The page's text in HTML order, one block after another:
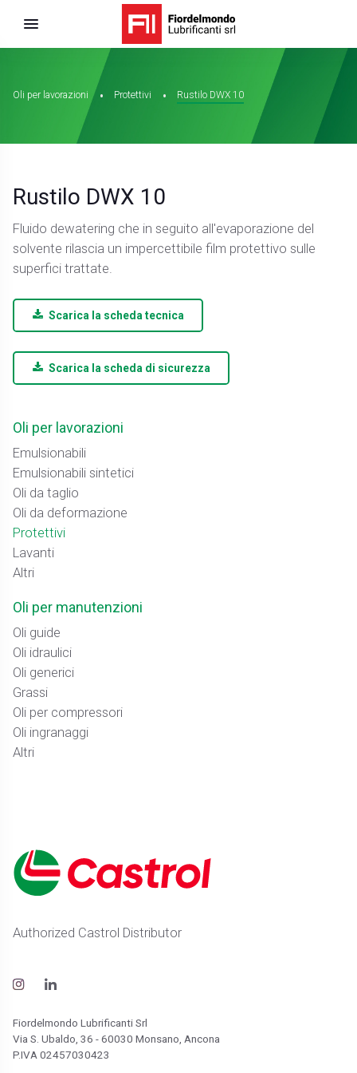
Oli per lavorazioni Protettivi Rustilo DWX 10
Oli per lavorazioni
Emulsionabili
Emulsionabili sintetici
Oli da taglio
Oli da deformazione
Protettivi
Lavanti
Altri
Oli per manutenzioni
Oli guide
Oli idraulici
Oli generici
Grassi
Oli per compressori
Oli ingranaggi
Altri
Rustilo DWX 10
Fluido dewatering che in seguito all'evaporazione del
solvente rilascia un impercettibile film protettivo sulle
superfici trattate.
Scarica la scheda tecnica
Scarica la scheda di sicurezza
Authorized Castrol Distributor
Fiordelmondo Lubrificanti Srl
Via S. Ubaldo, 36 - 60030 Monsano, Ancona
P.IVA 02457030423